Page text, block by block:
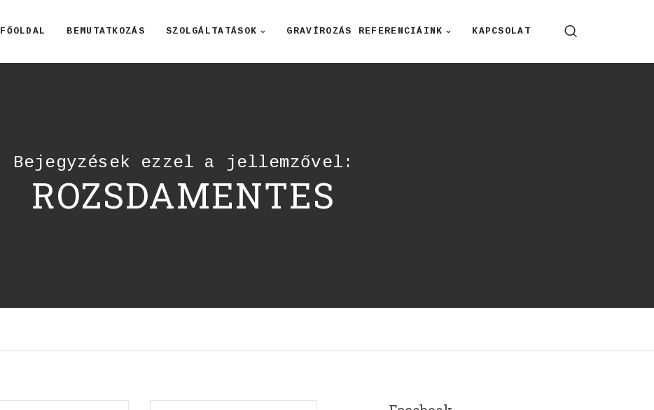
FŐOLDAL BEMUTATKOZÁS SZOLGÁLTATÁSOK GRAVÍROZÁS REFERENCIÁINK KAPCSOLAT
Bejegyzések ezzel a jellemzővel:
ROZSDAMENTES